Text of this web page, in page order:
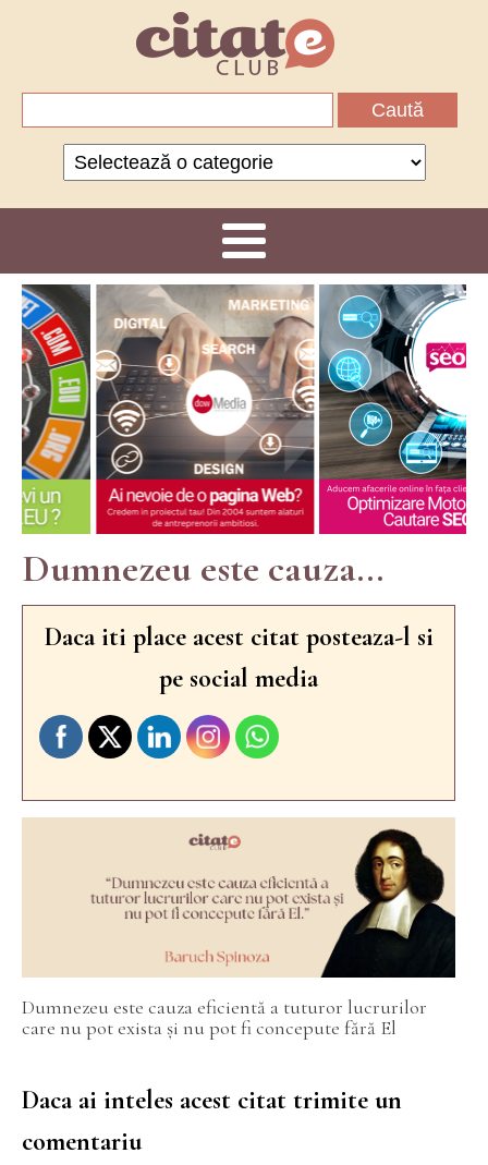
Categorii
Dumnezeu este cauza...
Daca iti place acest citat posteaza-l si
pe social media
Dumnezeu este cauza eficientă a tuturor lucrurilor
care nu pot exista și nu pot fi concepute fără El
Daca ai inteles acest citat trimite un
comentariu